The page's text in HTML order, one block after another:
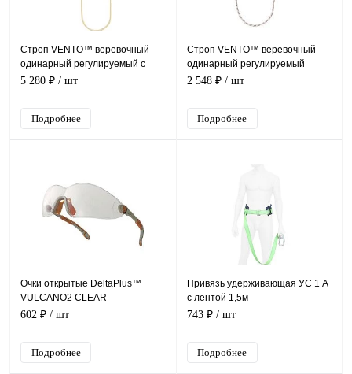
Строп VENTO™ веревочный
одинарный регулируемый с
амортизатором аК12p
5 280 ₽ / шт
Подробнее
Строп VENTO™ веревочный
одинарный регулируемый
В12р, vnt B12p
2 548 ₽ / шт
Подробнее
Очки открытые DeltaPlus™
VULCANO2 CLEAR
602 ₽ / шт
Подробнее
Привязь удерживающая УС 1 А
с лентой 1,5м
743 ₽ / шт
Подробнее